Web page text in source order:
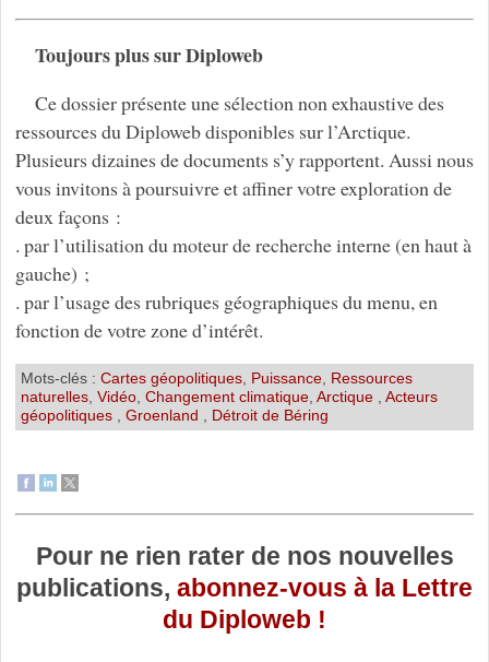
Toujours plus sur Diploweb
Ce dossier présente une sélection non exhaustive des
ressources du Diploweb disponibles sur l’Arctique.
Plusieurs dizaines de documents s’y rapportent. Aussi nous
vous invitons à poursuivre et affiner votre exploration de
deux façons :
. par l’utilisation du moteur de recherche interne (en haut à
gauche) ;
. par l’usage des rubriques géographiques du menu, en
fonction de votre zone d’intérêt.
Mots-clés : Cartes géopolitiques, Puissance, Ressources
naturelles, Vidéo, Changement climatique, Arctique
Acteurs
géopolitiques
Groenland Détroit de Béring
Pour ne rien rater de nos nouvelles
publications, abonnez-vous à la Lettre
du Diploweb !